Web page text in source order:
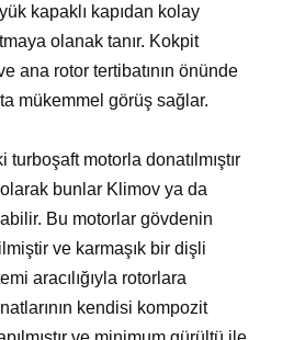
kapaklı kapıdan kolay
olanak tanır. Kokpit
ana rotor tertibatının önünde
mükemmel görüş sağlar.
motorla donatılmıştır
bunlar Klimov ya da
Bu motorlar gövdenin
ve karmaşık bir dişli
aracılığıyla rotorlara
kendisi kompozit